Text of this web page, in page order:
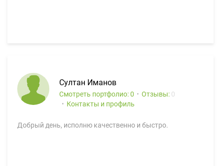
Султан Иманов
Смотреть портфолио: 0 Отзывы: 0
Контакты и профиль
Добрый день, исполню качественно и быстро.